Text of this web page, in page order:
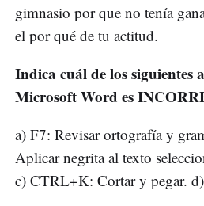
gimnasio por que no tenía
el por qué de tu actitud.
Indica cuál de los siguientes
Microsoft Word es
a) F7: Revisar ortografía y
Aplicar negrita al texto
c) CTRL+K: Cortar y pegar.